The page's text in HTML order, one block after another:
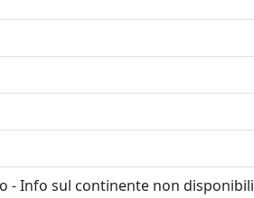
- Info sul continente non disponibili